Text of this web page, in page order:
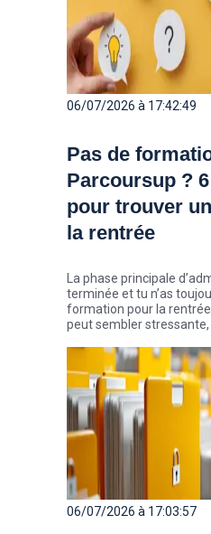
06/07/2026 à 17:42:49
Pas de
Parcoursup ?
pour trouver
la rentrée
La phase principale
terminée et tu n’as
formation pour la
peut sembler stressante,
candidats décrochent
l’été, parfois seulement
avant la rentrée. Zoom
trouver ton école pour la
06/07/2026 à 17:03:57